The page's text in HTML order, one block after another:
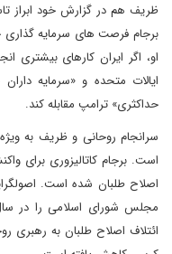
ظریف هم در گزارش خود ابراز
برجام فرصت های سرمایه گذاری
او، اگر ایران کارهای بیشتری
ایالات متحده و «سرمایه
حداکثری» ترامپ مقابله کند.
سرانجام روحانی و ظریف به
است. برجام کاتالیزوری برای